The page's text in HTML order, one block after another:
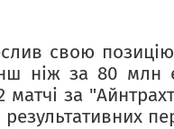
свою
ніж за 80 млн
матчі за